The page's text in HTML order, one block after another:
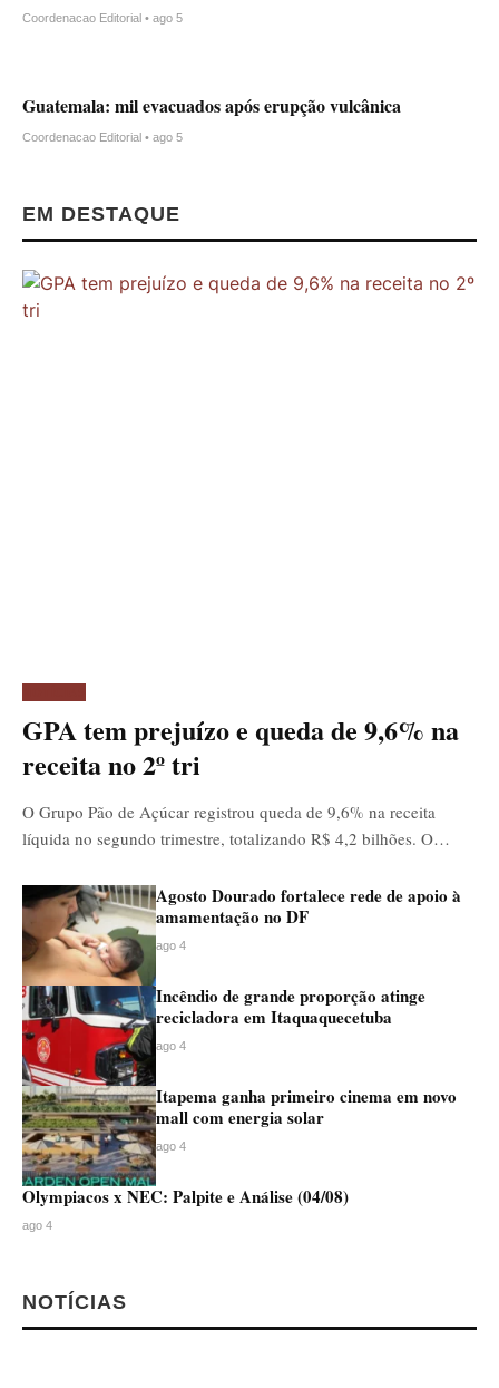
Coordenacao Editorial • ago 5
Guatemala: mil evacuados após erupção vulcânica
Coordenacao Editorial • ago 5
EM DESTAQUE
GPA tem prejuízo e queda de 9,6% na
receita no 2º tri
O Grupo Pão de Açúcar registrou queda de 9,6% na receita
líquida no segundo trimestre, totalizando R$ 4,2 bilhões. O…
Agosto Dourado fortalece rede de apoio à
amamentação no DF
ago 4
Incêndio de grande proporção atinge
recicladora em Itaquaquecetuba
ago 4
Itapema ganha primeiro cinema em novo
mall com energia solar
ago 4
Olympiacos x NEC: Palpite e Análise (04/08)
ago 4
NOTÍCIAS